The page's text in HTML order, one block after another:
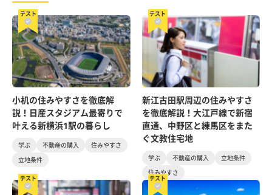
テスト
小机の住みやすさを徹底解
説！日産スタジアム最寄りで
叶える新横浜1駅の暮らし
学ぶ 不動産の購入
住みやすさ
立地条件
テスト
新江古田駅周辺の住みやすさ
を徹底解説！大江戸線で新宿
直通、中野区と練馬区をまた
ぐ文教住宅地
学ぶ 不動産の購入
立地条件
住みやすさ
テスト テスト